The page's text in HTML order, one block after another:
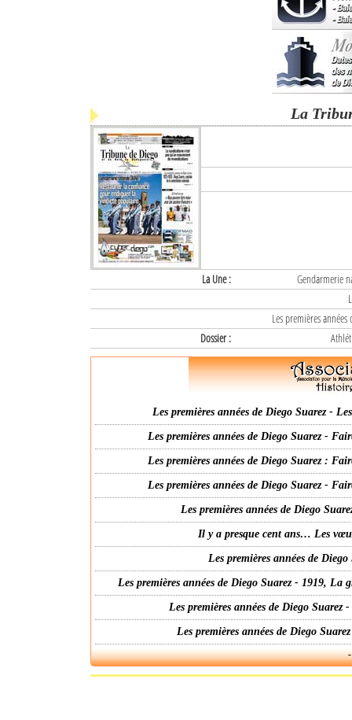
La
La Une :
Gendarmerie
Les premières
Dossier :
Les premières années de Diego Suarez -
Les premières années de Diego Suarez -
Les premières années de Diego Suarez :
Les premières années de Diego Suarez -
Les premières années de Diego
Il y a presque cent ans… Les
Les premières années de
Les premières années de Diego Suarez - 1919,
Les premières années de Diego
Les premières années de Diego